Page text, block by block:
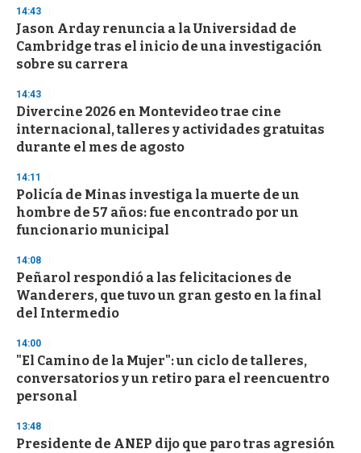
d
s
o
f
3
s
e
c
o
n
14:43
Jason Arday renuncia a la Universidad de
Cambridge tras el inicio de una investigación
sobre su carrera
14:43
Divercine 2026 en Montevideo trae cine
internacional, talleres y actividades gratuitas
durante el mes de agosto
14:11
Policía de Minas investiga la muerte de un
hombre de 57 años: fue encontrado por un
funcionario municipal
14:08
Peñarol respondió a las felicitaciones de
Wanderers, que tuvo un gran gesto en la final
del Intermedio
14:00
"El Camino de la Mujer": un ciclo de talleres,
conversatorios y un retiro para el reencuentro
personal
13:48
Presidente de ANEP dijo que paro tras agresión